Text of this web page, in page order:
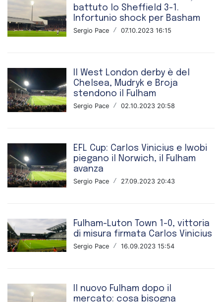
battuto lo Sheffield 3-1.
Infortunio shock per Basham
Sergio Pace / 07.10.2023 16:15
Il West London derby è del
Chelsea, Mudryk e Broja
stendono il Fulham
Sergio Pace / 02.10.2023 20:58
EFL Cup: Carlos Vinicius e Iwobi
piegano il Norwich, il Fulham
avanza
Sergio Pace / 27.09.2023 20:43
Fulham-Luton Town 1-0, vittoria
di misura firmata Carlos Vinicius
Sergio Pace / 16.09.2023 15:54
Il nuovo Fulham dopo il
mercato: cosa bisogna